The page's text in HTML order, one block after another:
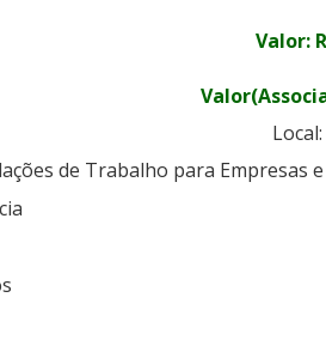
Valor:
de Trabalho para